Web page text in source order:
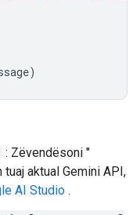
)
: Zëvendësoni "
aktual Gemini API,
AI Studio .